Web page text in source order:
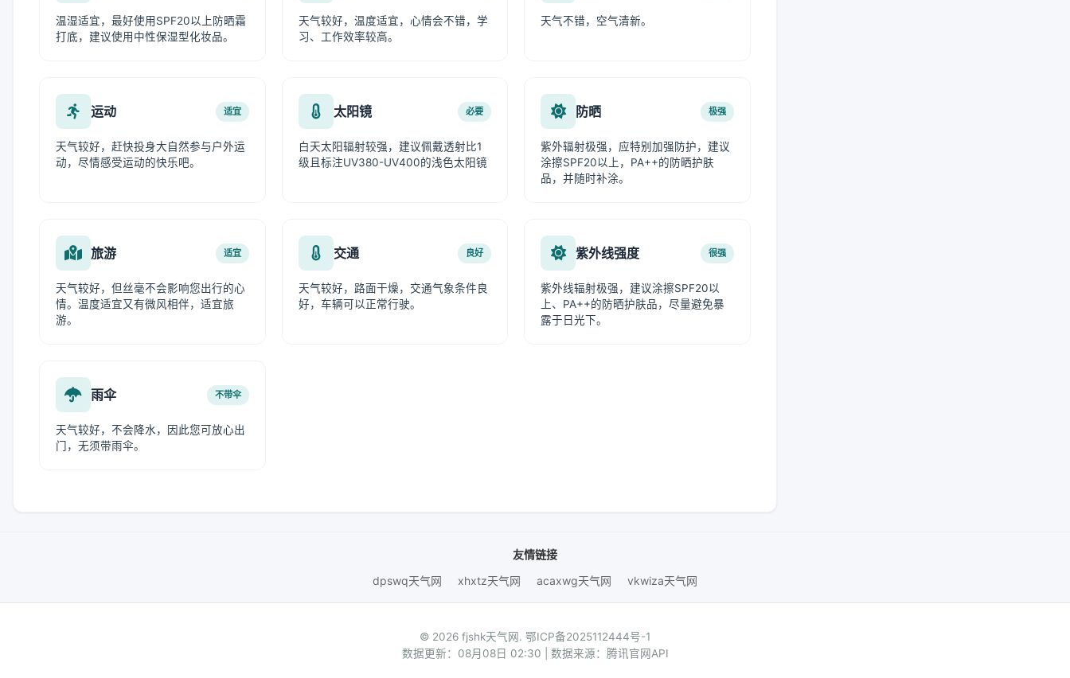
温湿适宜，最好使用SPF20以上防晒霜
打底，建议使用中性保湿型化妆品。
天气较好，温度适宜，心情会不错，学
习、工作效率较高。
天气不错，空气清新。
运动 适宜
天气较好，赶快投身大自然参与户外运
动，尽情感受运动的快乐吧。
太阳镜 必要
白天太阳辐射较强，建议佩戴透射比1
级且标注UV380-UV400的浅色太阳镜
防晒 极强
紫外辐射极强，应特别加强防护，建议
涂擦SPF20以上，PA++的防晒护肤
品，并随时补涂。
旅游 适宜
天气较好，但丝毫不会影响您出行的心
情。温度适宜又有微风相伴，适宜旅
游。
交通 良好
天气较好，路面干燥，交通气象条件良
好，车辆可以正常行驶。
紫外线强度 很强
紫外线辐射极强，建议涂擦SPF20以
上、PA++的防晒护肤品，尽量避免暴
露于日光下。
雨伞 不带伞
天气较好，不会降水，因此您可放心出
门，无须带雨伞。
友情链接
dpswq天气网
xhxtz天气网 acaxwg天气网 vkwiza天气网
© 2026 fjshk天气网. 鄂ICP备2025112444号-1
数据更新：08月08日 02:30 | 数据来源：腾讯官网API